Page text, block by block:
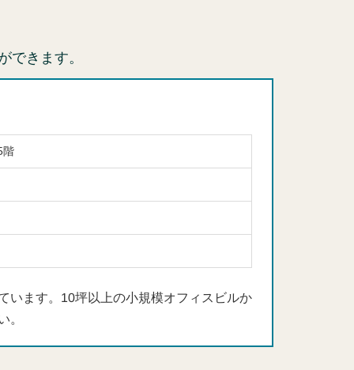
できます。
階
います。10坪以上の小規模オフィスビルか
。